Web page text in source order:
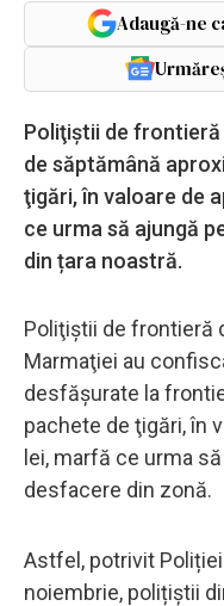
Adaugă-ne
Poliţiştii de
de săptămână
ţigări, în valoare de
ce urma să ajungă
din țara noastră.
Poliţiştii de frontieră
Marmaţiei au
desfășurate la
pachete de ţigări, în
lei, marfă ce urma
desfacere din zonă.
Astfel, potrivit
noiembrie, polițiștii